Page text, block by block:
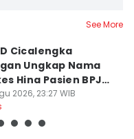
See More
Cicalengka
Ungkap Nama
Hina Pasien BPJS
2026, 23:27 WIB